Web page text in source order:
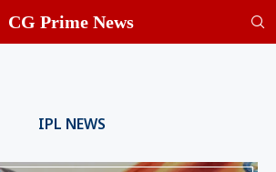
CG Prime News
IPL NEWS